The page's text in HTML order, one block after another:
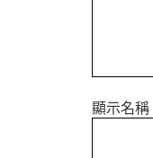
顯示名稱